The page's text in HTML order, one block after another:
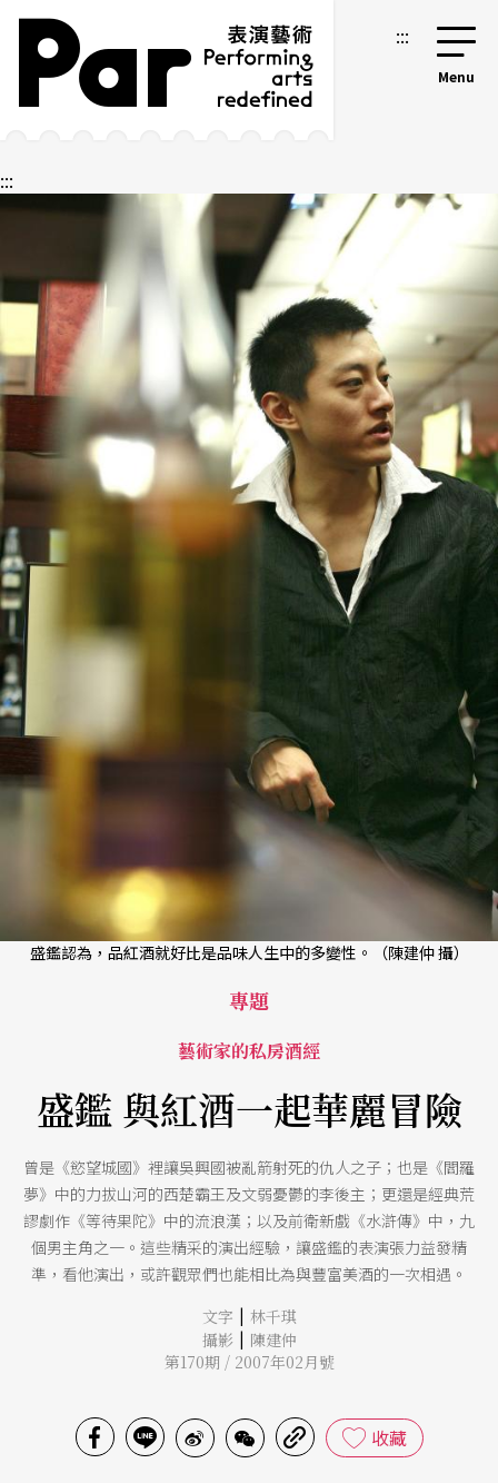
跳到主要內容區塊
網站導覽 :::
:::
盛鑑認為，品紅酒就好比是品味人生中的多變性。（陳建仲 攝）
專題
藝術家的私房酒經
盛鑑 與紅酒一起華麗冒險
曾是《慾望城國》裡讓吳興國被亂箭射死的仇人之子；也是《閻羅
夢》中的力拔山河的西楚霸王及文弱憂鬱的李後主；更還是經典荒
謬劇作《等待果陀》中的流浪漢；以及前衛新戲《水滸傳》中，九
個男主角之一。這些精采的演出經驗，讓盛鑑的表演張力益發精
準，看他演出，或許觀眾們也能相比為與豐富美酒的一次相遇。
文字 | 林千琪
攝影 | 陳建仲
第170期 / 2007年02月號
收藏